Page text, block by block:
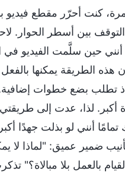
كنت أحرّر مقطع فيديو
بين أسطر الحوار.
حين سلَّمت الفيديو في
الطريقة يمكنها
تطلب بضع خطوات
لذا، عدت إلى طريقتي
أنني لو بذلت جهدًا
ضمير عميق: "لماذا لا
بالعمل بلا مبالاة؟"